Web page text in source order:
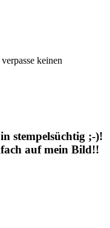
keinen
stempelsüchtig ;-)!
auf mein Bild!!